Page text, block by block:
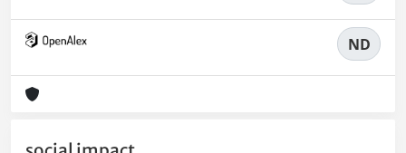
ND